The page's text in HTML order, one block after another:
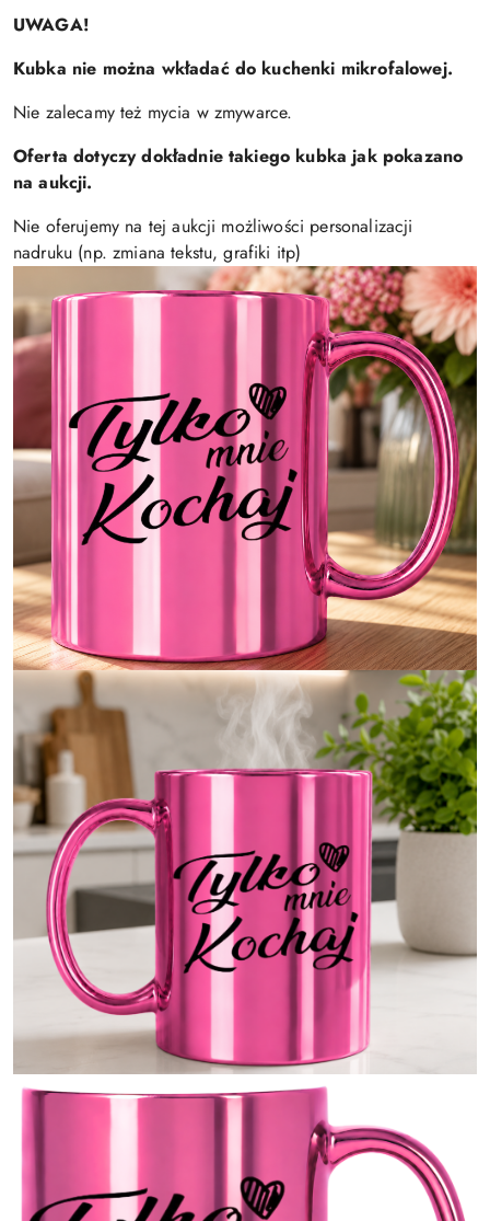
UWAGA!
Kubka nie można wkładać do kuchenki mikrofalowej.
Nie zalecamy też mycia w zmywarce.
Oferta dotyczy dokładnie takiego kubka jak pokazano
na aukcji.
Nie oferujemy na tej aukcji możliwości personalizacji
nadruku (np. zmiana tekstu, grafiki itp)